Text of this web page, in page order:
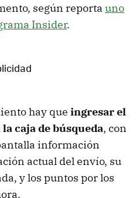
según reporta uno
Insider.
hay que ingresar el
caja de búsqueda, con
información
actual del envío, su
y los puntos por los